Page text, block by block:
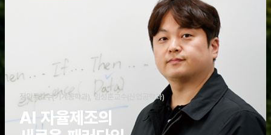
정임두교수(기계공학과), 임성훈교수(산업공학과)
AI 자율제조의